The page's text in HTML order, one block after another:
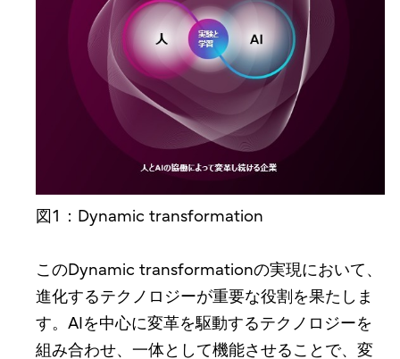
図1：Dynamic transformation
このDynamic transformationの実現において、
進化するテクノロジーが重要な役割を果たしま
す。AIを中心に変革を駆動するテクノロジーを
組み合わせ、一体として機能させることで、変